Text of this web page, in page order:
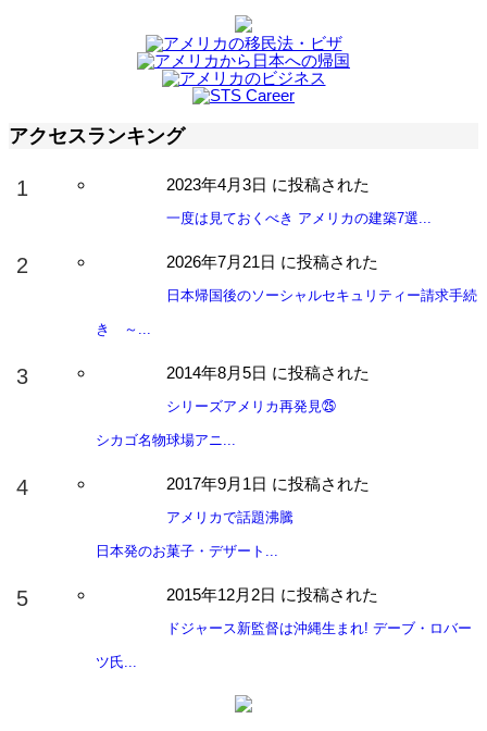
アクセスランキング
2023年4月3日 に投稿された
一度は見ておくべき アメリカの建築7選...
2026年7月21日 に投稿された
日本帰国後のソーシャルセキュリティー請求手続
き ～...
2014年8月5日 に投稿された
シリーズアメリカ再発見㉕
シカゴ名物球場アニ...
2017年9月1日 に投稿された
アメリカで話題沸騰
日本発のお菓子・デザート...
2015年12月2日 に投稿された
ドジャース新監督は沖縄生まれ! デーブ・ロバー
ツ氏...